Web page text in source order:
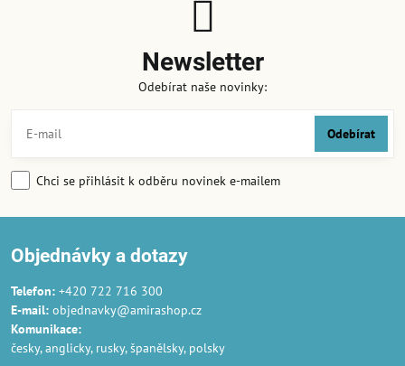
Newsletter
Odebírat naše novinky:
Odebírat
Chci se přihlásit k odběru novinek e-mailem
Objednávky a dotazy
Telefon: +420 722 716 300
E-mail: objednavky@amirashop.cz
Komunikace:
česky, anglicky, rusky, španělsky, polsky